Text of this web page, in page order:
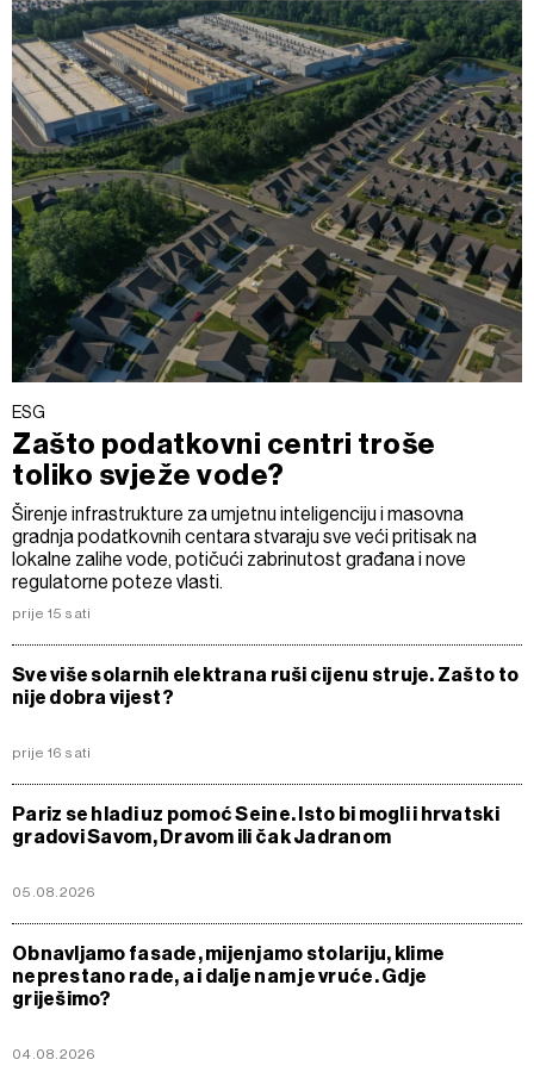
ESG
Zašto podatkovni centri troše
toliko svježe vode?
Širenje infrastrukture za umjetnu inteligenciju i masovna
gradnja podatkovnih centara stvaraju sve veći pritisak na
lokalne zalihe vode, potičući zabrinutost građana i nove
regulatorne poteze vlasti.
prije 15 sati
Sve više solarnih elektrana ruši cijenu struje. Zašto to
nije dobra vijest?
prije 16 sati
Pariz se hladi uz pomoć Seine. Isto bi mogli i hrvatski
gradovi Savom, Dravom ili čak Jadranom
05.08.2026
Obnavljamo fasade, mijenjamo stolariju, klime
neprestano rade, a i dalje nam je vruće. Gdje
griješimo?
04.08.2026